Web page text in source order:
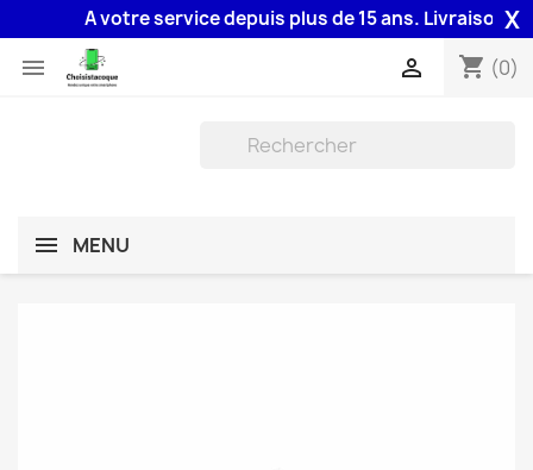
A votre service depuis plus de 15 ans. Livraison 48H
X
 shopping_cart (0)

MENU